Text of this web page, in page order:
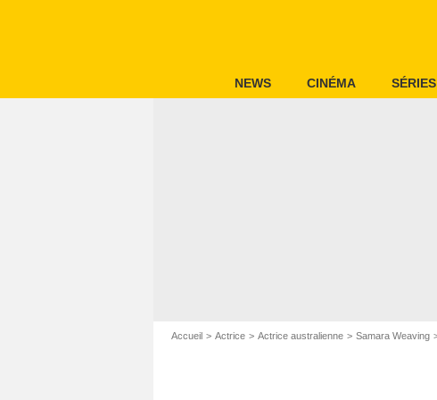
NEWS CINÉMA SÉRIES
Accueil Actrice Actrice australienne Samara Weaving